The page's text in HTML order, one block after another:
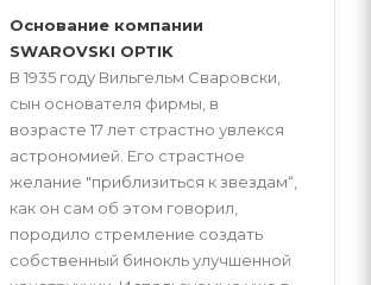
Основание компании
SWAROVSKI OPTIK
В 1935 году Вильгельм Сваровски,
сын основателя фирмы, в
возрасте 17 лет страстно увлекся
астрономией. Его страстное
желание "приблизиться к звездам“,
как он сам об этом говорил,
породило стремление создать
собственный бинокль улучшенной